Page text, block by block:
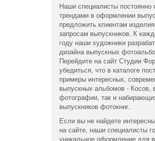
Наши специалисты постоянно
трендами в оформлении
предложить клиентам
запросам выпускников. К
году наши художники
дизайна выпускных
Перейдите на сайт Студии
убедиться, что в каталоге
примеры интересных,
выпускных альбомов - Косов,
фотографии, так и
выпускников фотокниг.
Если вы не найдете
на сайте, наши специалисты
уникальное оформление для